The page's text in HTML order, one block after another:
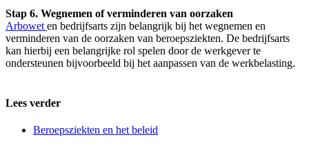
Stap 6. Wegnemen of verminderen van oorzaken
Arbowet en bedrijfsarts zijn belangrijk bij het wegnemen en
verminderen van de oorzaken van beroepsziekten. De bedrijfsarts
kan hierbij een belangrijke rol spelen door de werkgever te
ondersteunen bijvoorbeeld bij het aanpassen van de werkbelasting.
Lees verder
Beroepsziekten en het beleid